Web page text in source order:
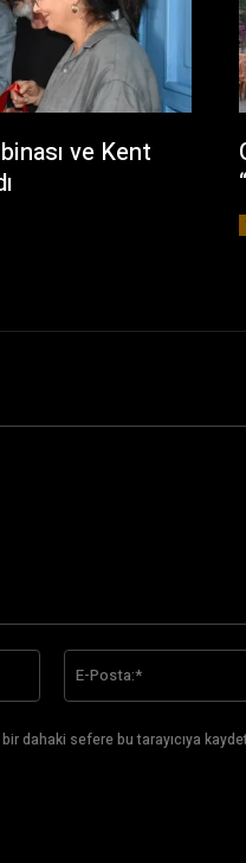
ve Kent
dahaki sefere bu tarayıcıya